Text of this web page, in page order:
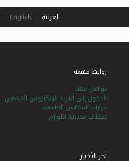
روابط مهمة
تواصل معنا
الدخول إلى البريد الإلكتروني الجامعي
قرارات المجالس الجامعية
إعلانات مديرية اللوازم
آخر الأخبار
العربية English